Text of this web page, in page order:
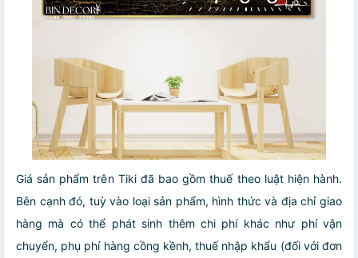
Giá sản phẩm trên Tiki đã bao gồm thuế theo luật hiện hành.
Bên cạnh đó, tuỳ vào loại sản phẩm, hình thức và địa chỉ giao
hàng mà có thể phát sinh thêm chi phí khác như phí vận
chuyển, phụ phí hàng cồng kềnh, thuế nhập khẩu (đối với đơn